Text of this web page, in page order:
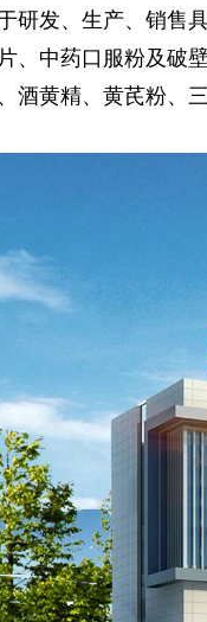
研发、生产、销售
、中药口服粉及破壁
酒黄精、黄芪粉、